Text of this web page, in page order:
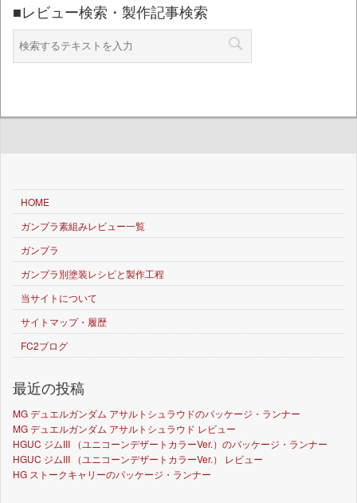
■レビュー検索・製作記事検索
HOME
ガンプラ素組みレビュー一覧
ガンプラ
ガンプラ別塗装レシピと製作工程
当サイトについて
サイトマップ・履歴
FC2ブログ
最近の投稿
MG デュエルガンダム アサルトシュラウドのパッケージ・ランナー
MG デュエルガンダム アサルトシュラウド レビュー
HGUC ジムIII （ユニコーンデザートカラーVer.）のパッケージ・ランナー
HGUC ジムIII （ユニコーンデザートカラーVer.） レビュー
HG ストークキャリーのパッケージ・ランナー